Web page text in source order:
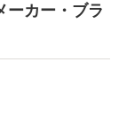
ーカー・ブラ